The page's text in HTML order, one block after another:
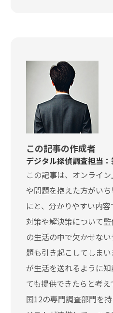
この記事の作成者
デジタル探偵調査担当
この記事は、オンライ
や問題を抱えた方がい
にと、分かりやすい内容
対策や解決策について
の生活の中で欠かせな
題も引き起こしてしま
が生活を送れるように
ても提供できたらと考
国12の専門調査部門を